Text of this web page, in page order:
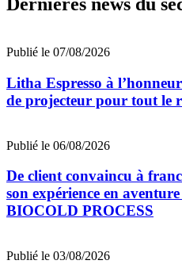
Dernières news du
Publié le 07/08/2026
Litha Espresso à
de projecteur pour tout le
Publié le 06/08/2026
De client convaincu à
son expérience en
BIOCOLD PROCESS
Publié le 03/08/2026